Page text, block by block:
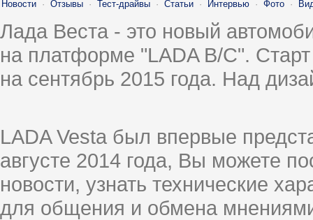
Новости · Отзывы · Тест-драйвы · Статьи · Интервью · Фото ·
Лада Веста - это новый
на платформе "LADA B/C".
на сентябрь 2015 года. Над
LADA Vesta был впервые
августе 2014 года, Вы можете
новости, узнать технические
для общения и обмена